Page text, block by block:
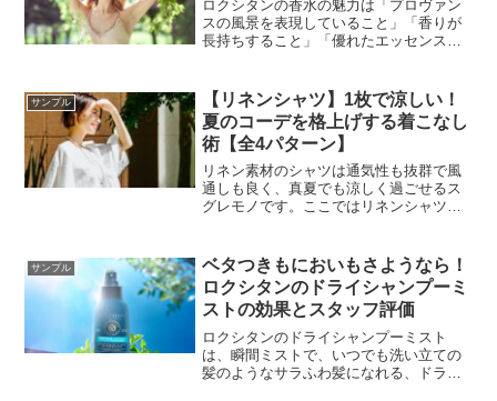
ロクシタンの香水の魅力は「プロヴァン
スの風景を表現していること」「香りが
長持ちすること」「優れたエッセンスの
サンプル
【リネンシャツ】1枚で涼しい！
夏のコーデを格上げする着こなし
術【全4パターン】
リネン素材のシャツは通気性も抜群で風
通しも良く、真夏でも涼しく過ごせるス
グレモノです。ここではリネンシャツを
サンプル
ベタつきもにおいもさようなら！
ロクシタンのドライシャンプーミ
ストの効果とスタッフ評価
ロクシタンのドライシャンプーミスト
は、瞬間ミストで、いつでも洗い立ての
髪のようなサラふわ髪になれる、ドライ